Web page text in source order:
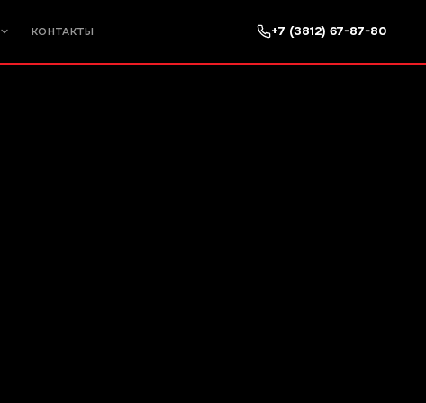
КОНТАКТЫ +7 (3812) 67-87-80